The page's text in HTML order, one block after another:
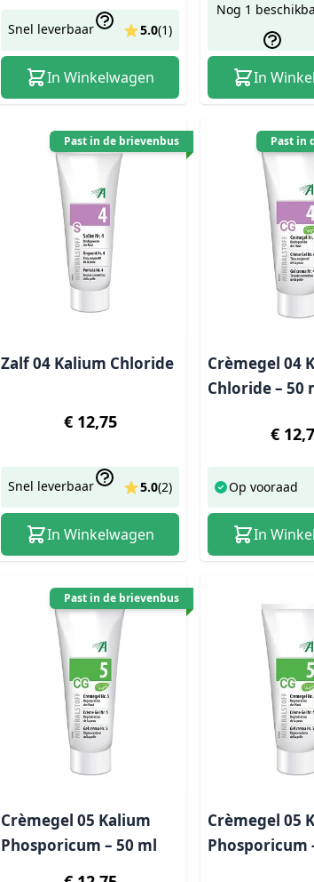
Snel leverbaar 5.0(1)
In Winkelwagen
Nog 1
In
Past in de brievenbus
Zalf 04 Kalium Chloride
€ 12,75
Snel leverbaar 5.0(2)
In Winkelwagen
Past in
Crèmegel 04
Chloride – 50
€
Op vooraad
In
Past in de brievenbus
Crèmegel 05 Kalium
Phosporicum – 50 ml
Crèmegel 05
Phosporicum